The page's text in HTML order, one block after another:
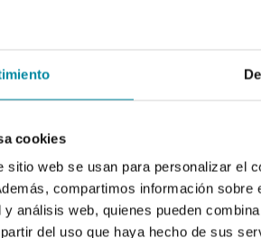
cookies
sitio web se usan para personalizar el
compartimos información
análisis web, quienes pueden
del uso que haya hecho de sus
Apuntarme a la newsletter
y Condiciones